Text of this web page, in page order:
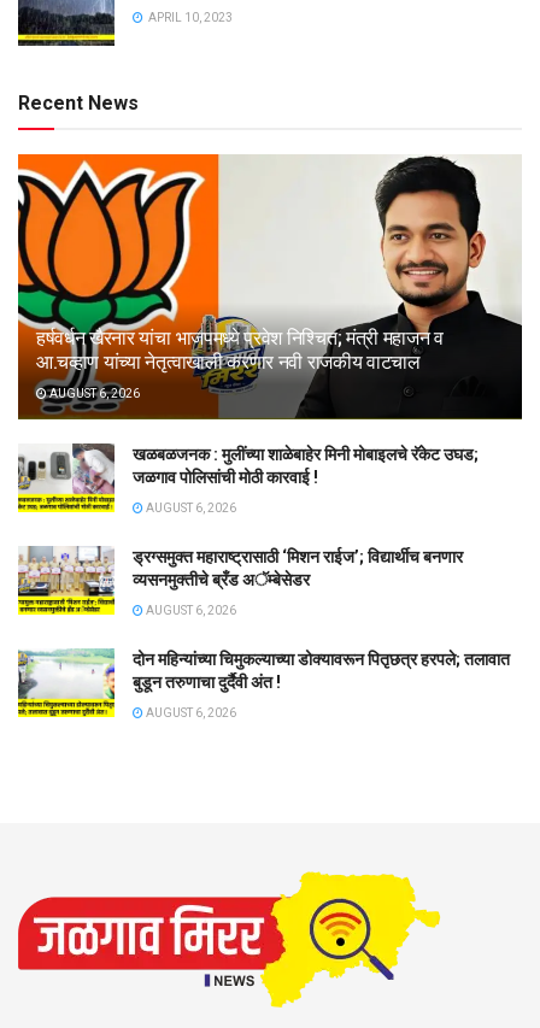
APRIL 10, 2023
Recent News
हर्षवर्धन खैरनार यांचा भाजपमध्ये प्रवेश निश्चित; मंत्री महाजन व
आ.चव्हाण यांच्या नेतृत्वाखाली करणार नवी राजकीय वाटचाल
AUGUST 6, 2026
खळबळजनक : मुलींच्या शाळेबाहेर मिनी मोबाइलचे रॅकेट उघड;
जळगाव पोलिसांची मोठी कारवाई !
AUGUST 6, 2026
ड्रग्समुक्त महाराष्ट्रासाठी ‘मिशन राईज’; विद्यार्थीच बनणार
व्यसनमुक्तीचे ब्रँड अॅम्बेसेडर
AUGUST 6, 2026
दोन महिन्यांच्या चिमुकल्याच्या डोक्यावरून पितृछत्र हरपले; तलावात
बुडून तरुणाचा दुर्दैवी अंत !
AUGUST 6, 2026